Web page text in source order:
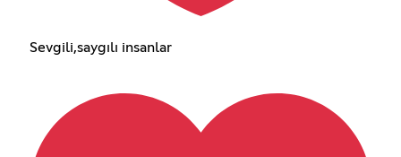
Sevgili,saygılı insanlar